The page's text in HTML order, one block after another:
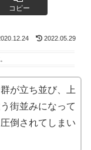
コピー
2022.05.29
が立ち並び、上
街並みになって
倒されてしまい